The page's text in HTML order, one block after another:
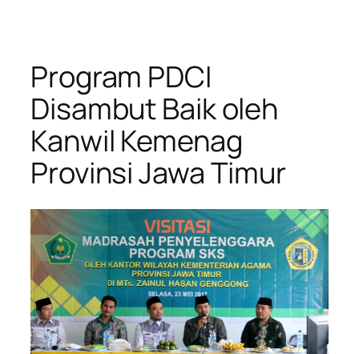
Program PDCI
Disambut Baik oleh
Kanwil Kemenag
Provinsi Jawa Timur